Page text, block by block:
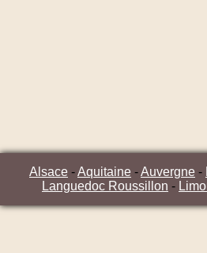
Alsace -Aquitaine -Auvergne -
Languedoc Roussillon -